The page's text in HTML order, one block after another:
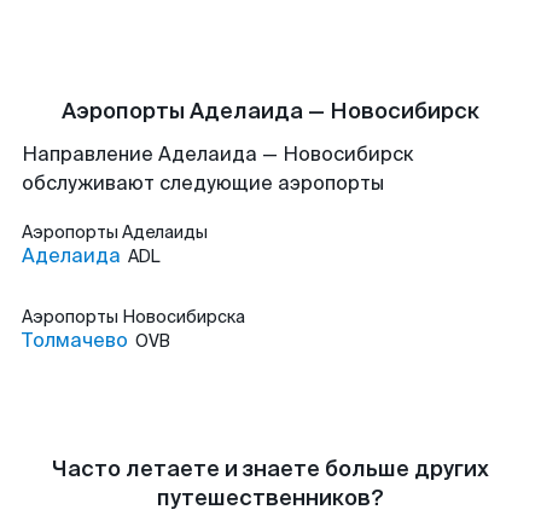
Аэропорты Аделаида — Новосибирск
Направление Аделаида — Новосибирск
обслуживают следующие аэропорты
Аэропорты Аделаиды
Аделаида ADL
Аэропорты Новосибирска
Толмачево OVB
Часто летаете и знаете больше других
путешественников?